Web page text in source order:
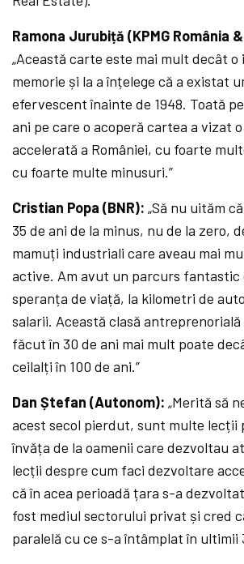
Ramona Jurubiță (KPMG România
„Această carte este mai mult decât
memorie și la a înțelege că a existat
efervescent înainte de 1948. Toată
ani pe care o acoperă cartea a vizat
accelerată a României, cu foarte
cu foarte multe minusuri.”
Cristian Popa (BNR):„Să nu uităm
35 de ani de la minus, nu de la zero,
mamuți industriali care aveau mai
active. Am avut un parcurs fantastic
speranța de viață, la kilometri de
salarii. Această clasă antreprenorială
făcut în 30 de ani mai mult poate
ceilalți în 100 de ani.”
Dan Ștefan (Autonom):„Merită să
acest secol pierdut, sunt multe lecții
învăța de la oamenii care dezvoltau
lecții despre cum faci dezvoltare
că în acea perioadă țara s-a
fost mediul sectorului privat și cred
paralelă cu ce s-a întâmplat în ultimii